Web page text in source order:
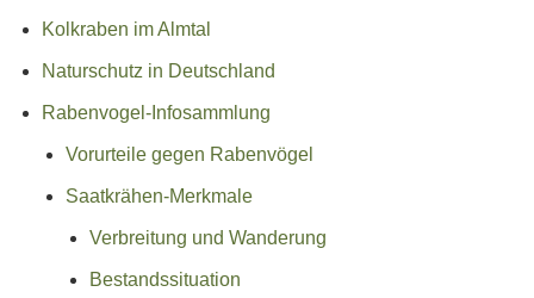
Kolkraben im Almtal
Naturschutz in Deutschland
Rabenvogel-Infosammlung
Vorurteile gegen Rabenvögel
Saatkrähen-Merkmale
Verbreitung und Wanderung
Bestandssituation